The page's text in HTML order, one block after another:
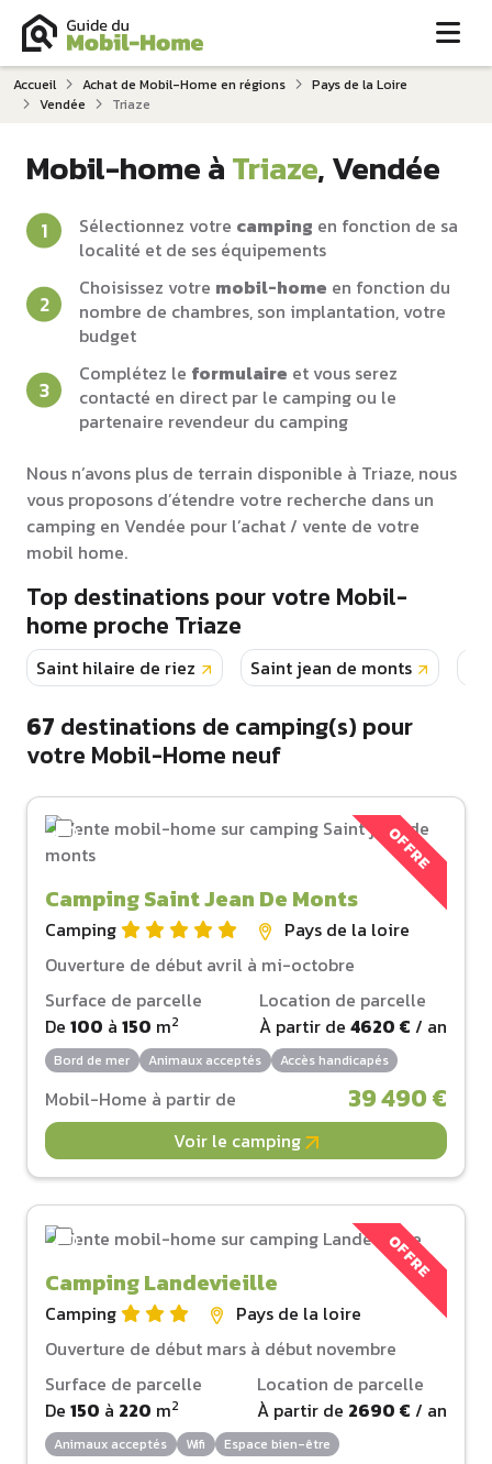
Accueil Achat de Mobil-Home en régions
Pays de la Loire
Vendée
Triaze
Mobil-home àTriaze, Vendée
Sélectionnez votre camping en fonction de sa
localité et de ses équipements
Choisissez votre mobil-home en fonction du
nombre de chambres, son implantation, votre
budget
Complétez le formulaire et vous serez
contacté en direct par le camping ou le
partenaire revendeur du camping
Nous n’avons plus de terrain disponible à Triaze, nous
vous proposons d’étendre votre recherche dans un
camping en Vendée pour l’achat / vente de votre
mobil home.
Top destinations pour votre Mobil-
home proche Triaze
Saint hilaire de riez Saint jean de monts
67 destinations de camping(s) pour
votre Mobil-Home neuf
OFFRE
Camping Saint Jean De Monts
Camping
Pays de la loire
Ouverture de début avril à mi-octobre
Surface de parcelle
De 100 à 150 m2
Location de parcelle
À partir de 4620 € / an
Bord de mer Animaux acceptés Accès handicapés
Mobil-Home à partir de 39 490 €
Voir le camping
OFFRE
Camping Landevieille
Camping
Pays de la loire
Ouverture de début mars à début novembre
Surface de parcelle
De 150 à 220 m2
Location de parcelle
À partir de 2690 € / an
Animaux acceptés Wifi Espace bien-être